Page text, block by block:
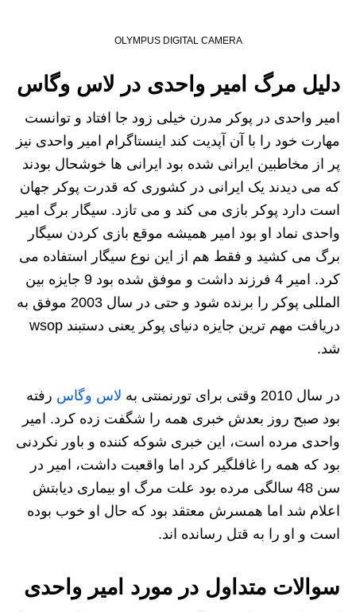
OLYMPUS DIGITAL CAMERA
دلیل مرگ امیر واحدی در لاس وگاس
امیر واحدی در پوکر مدرن خیلی زود جا افتاد و توانست
مهارت خود را با آن آپدیت کند اینستاگرام امیر واحدی نیز
پر از مخاطبین ایرانی شده بود ایرانی ها خوشحال بودند
که می دیدند یک ایرانی در کشوری که قدرت پوکر جهان
است دارد پوکر بازی می کند و می تازد. سیگار برگ امیر
واحدی نماد او بود امیر همیشه موقع بازی کردن سیگار
برگ می کشید و فقط هم از این نوع سیگار استفاده می
کرد. امیر 4 فرزند داشت و موفق شده بود 9 جایزه بین
المللی پوکر را برنده شود و حتی در سال 2003 موفق به
دریافت مهم ترین جایزه دنیای پوکر یعنی دستبند wsop
شد.
در سال 2010 وقتی برای تورنمنتی به لاس وگاس رفته
بود صبح روز بعدش خبری همه را شگفت زده کرد. امیر
واحدی مرده است، این خبری شوکه کننده و باور نکردنی
بود که همه را غافلگیر کرد اما واقعبت داشت، امیر در
سن 48 سالگی مرده بود علت مرگ او بیماری دیابتش
اعلام شد اما همسرش معتقد بود که حال او خوب بوده
است و او را به قتل رسانده اند.
سوالات متداول در مورد امیر واحدی